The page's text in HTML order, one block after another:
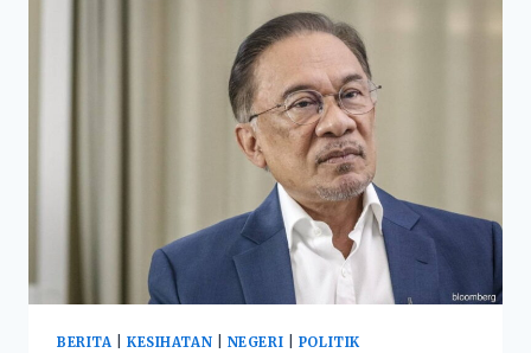
BERITA |KESIHATAN NEGERI POLITIK